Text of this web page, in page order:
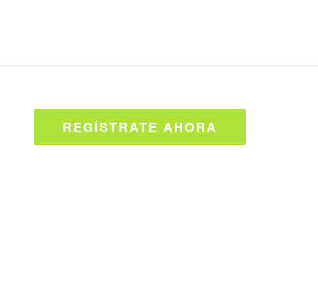
REGÍSTRATE AHORA